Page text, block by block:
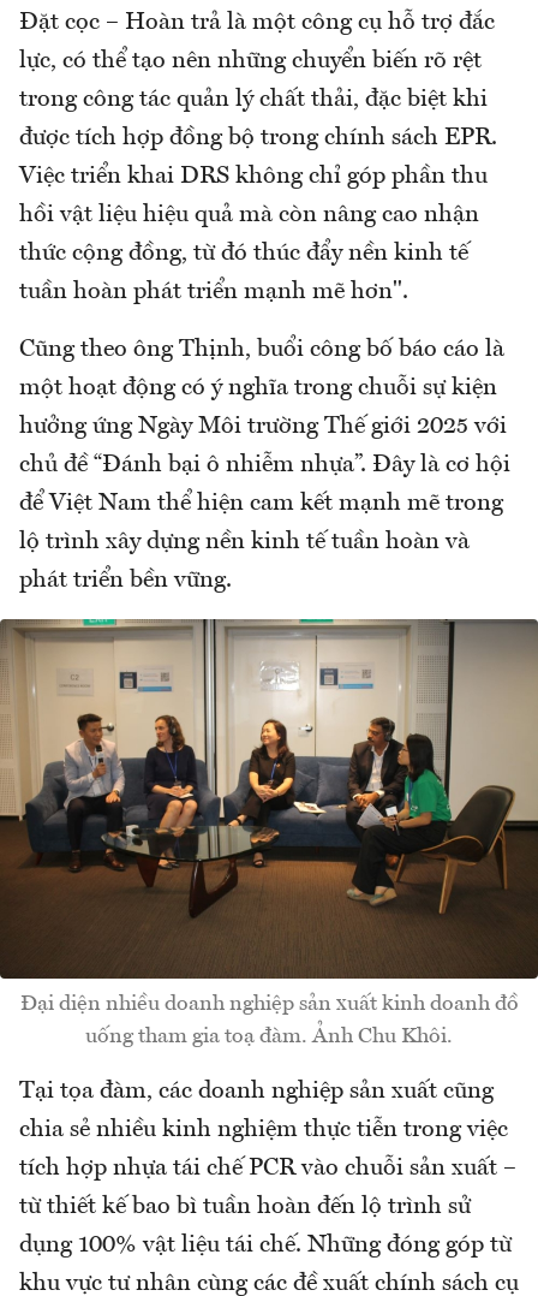
Đặt cọc – Hoàn trả là một công cụ hỗ trợ đắc
lực, có thể tạo nên những chuyển biến rõ rệt
trong công tác quản lý chất thải, đặc biệt khi
được tích hợp đồng bộ trong chính sách EPR.
Việc triển khai DRS không chỉ góp phần thu
hồi vật liệu hiệu quả mà còn nâng cao nhận
thức cộng đồng, từ đó thúc đẩy nền kinh tế
tuần hoàn phát triển mạnh mẽ hơn".
Cũng theo ông Thịnh, buổi công bố báo cáo là
một hoạt động có ý nghĩa trong chuỗi sự kiện
hưởng ứng Ngày Môi trường Thế giới 2025 với
chủ đề “Đánh bại ô nhiễm nhựa”. Đây là cơ hội
để Việt Nam thể hiện cam kết mạnh mẽ trong
lộ trình xây dựng nền kinh tế tuần hoàn và
phát triển bền vững.
Đại diện nhiều doanh nghiệp sản xuất kinh doanh đồ
uống tham gia toạ đàm. Ảnh Chu Khôi.
Tại tọa đàm, các doanh nghiệp sản xuất cũng
chia sẻ nhiều kinh nghiệm thực tiễn trong việc
tích hợp nhựa tái chế PCR vào chuỗi sản xuất –
từ thiết kế bao bì tuần hoàn đến lộ trình sử
dụng 100% vật liệu tái chế. Những đóng góp từ
khu vực tư nhân cùng các đề xuất chính sách cụ